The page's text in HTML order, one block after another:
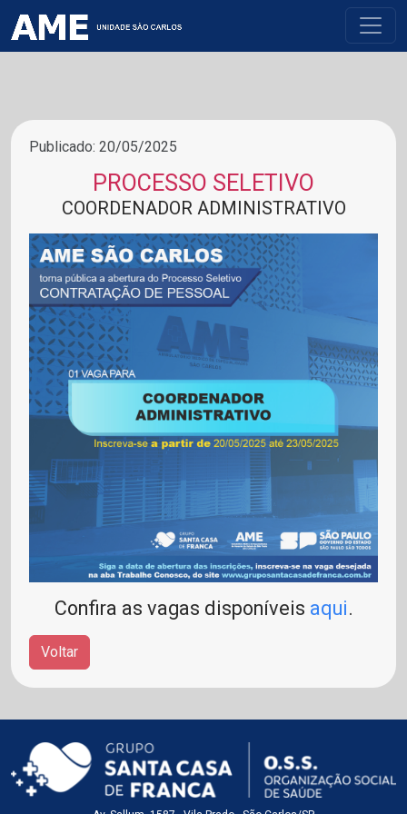
Publicado: 20/05/2025
PROCESSO SELETIVO
COORDENADOR ADMINISTRATIVO
Confira as vagas disponíveis aqui.
Voltar